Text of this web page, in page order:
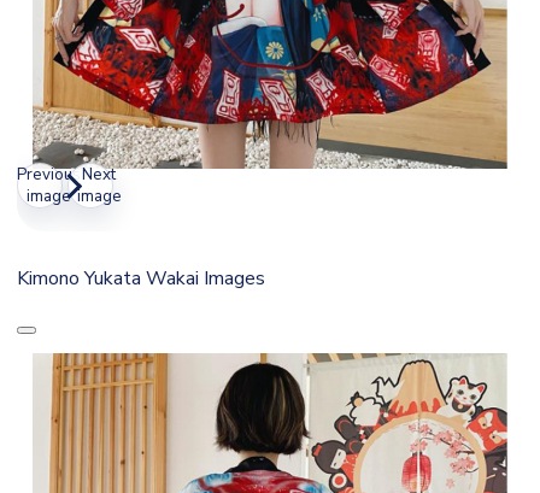
Previous
image
Next
image
Kimono Yukata Wakai Images